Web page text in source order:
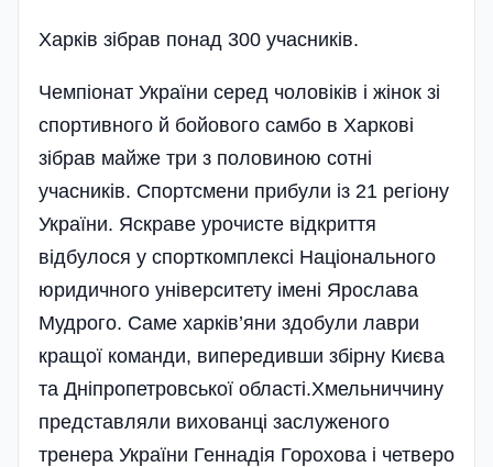
Харків зібрав понад 300 учасників.
Чемпіонат України серед чоловіків і жінок зі
спортивного й бойового самбо в Харкові
зібрав майже три з половиною сотні
учасників. Спортсмени прибули із 21 регіону
України. Яскраве урочисте відкриття
відбулося у спорткомплексі Національного
юридичного університету імені Ярослава
Мудрого. Саме харків’яни здобули лаври
кращої команди, випередивши збірну Києва
та Дніпропетровської області.Хмельниччину
представляли вихованці заслуженого
тренера України Геннадія Горохова і четверо